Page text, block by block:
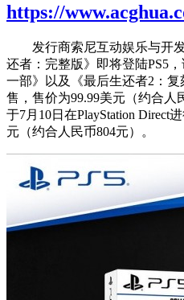
https://
发行商索尼互动娱乐与开
还者：完整版》即将登陆PS5
一部》以及《最后生还者2：
售，售价为99.99美元（约合人
于7月10日在PlayStation Direct
元（约合人民币804元）。